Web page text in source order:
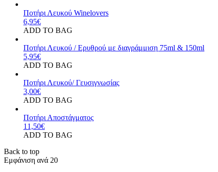
Ποτήρι Λευκού Winelovers
6,95€
ADD TO BAG
Ποτήρι Λευκού / Ερυθρού με διαγράμμιση 75ml & 150ml
5,95€
ADD TO BAG
Ποτήρι Λευκού/ Γευσιγνωσίας
3,00€
ADD TO BAG
Ποτήρι Αποστάγματος
11,50€
ADD TO BAG
Back to top
Εμφάνιση ανά 20